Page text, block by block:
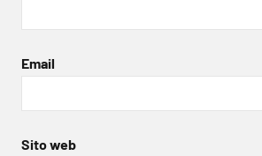
Email
Sito web